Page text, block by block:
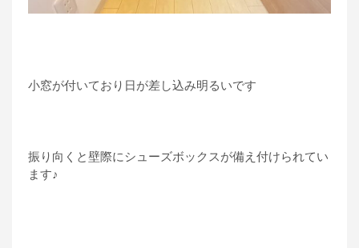
小窓が付いており日が差し込み明るいです
振り向くと壁際にシューズボックスが備え付けられてい
ます♪